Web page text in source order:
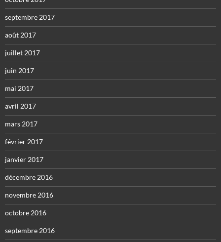
septembre 2017
août 2017
juillet 2017
juin 2017
mai 2017
avril 2017
mars 2017
février 2017
janvier 2017
décembre 2016
novembre 2016
octobre 2016
septembre 2016